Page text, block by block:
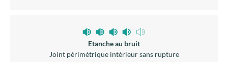
Etanche au bruit
Joint périmétrique intérieur sans rupture